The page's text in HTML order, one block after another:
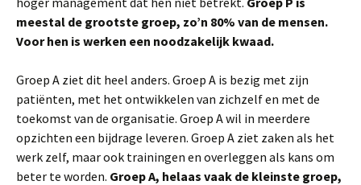
meestal de grootste groep, zo’n 80% van de mensen.
Voor hen is werken een noodzakelijk kwaad.
Groep A ziet dit heel anders. Groep A is bezig met zijn
patiënten, met het ontwikkelen van zichzelf en met de
toekomst van de organisatie. Groep A wil in meerdere
opzichten een bijdrage leveren. Groep A ziet zaken als het
werk zelf, maar ook trainingen en overleggen als kans om
beter te worden. Groep A, helaas vaak de kleinste groep,